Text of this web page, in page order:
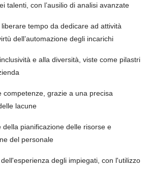
talenti, con l’ausilio di analisi avanzate
tempo da dedicare ad attività
dell’automazione degli incarichi
e alla diversità, viste come pilastri
competenze, grazie a una precisa
lacune
della pianificazione delle risorse e
del personale
dell'esperienza degli impiegati, con l'utilizzo